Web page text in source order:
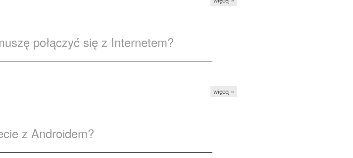
połączyć się z Internetem?
więcej »
z Androidem?